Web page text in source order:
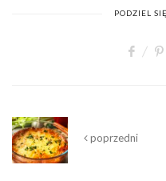
PODZIEL
poprzedni